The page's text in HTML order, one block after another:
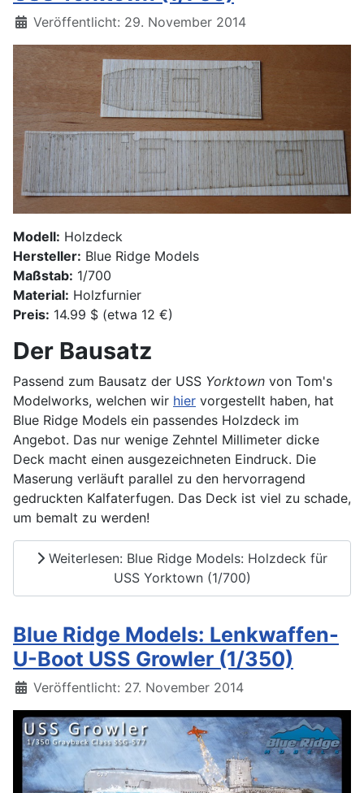
Details
Veröffentlicht: 29. November 2014
Modell: Holzdeck
Hersteller: Blue Ridge Models
Maßstab: 1/700
Material: Holzfurnier
Preis: 14.99 $ (etwa 12 €)
Der Bausatz
Passend zum Bausatz der USS Yorktown von Tom's
Modelworks, welchen wir hier vorgestellt haben, hat
Blue Ridge Models ein passendes Holzdeck im
Angebot. Das nur wenige Zehntel Millimeter dicke
Deck macht einen ausgezeichneten Eindruck. Die
Maserung verläuft parallel zu den hervorragend
gedruckten Kalfaterfugen. Das Deck ist viel zu schade,
um bemalt zu werden!
Weiterlesen: Blue Ridge Models: Holzdeck für
USS Yorktown (1/700)
Blue Ridge Models: Lenkwaffen-
U-Boot USS Growler (1/350)
Details
Veröffentlicht: 27. November 2014